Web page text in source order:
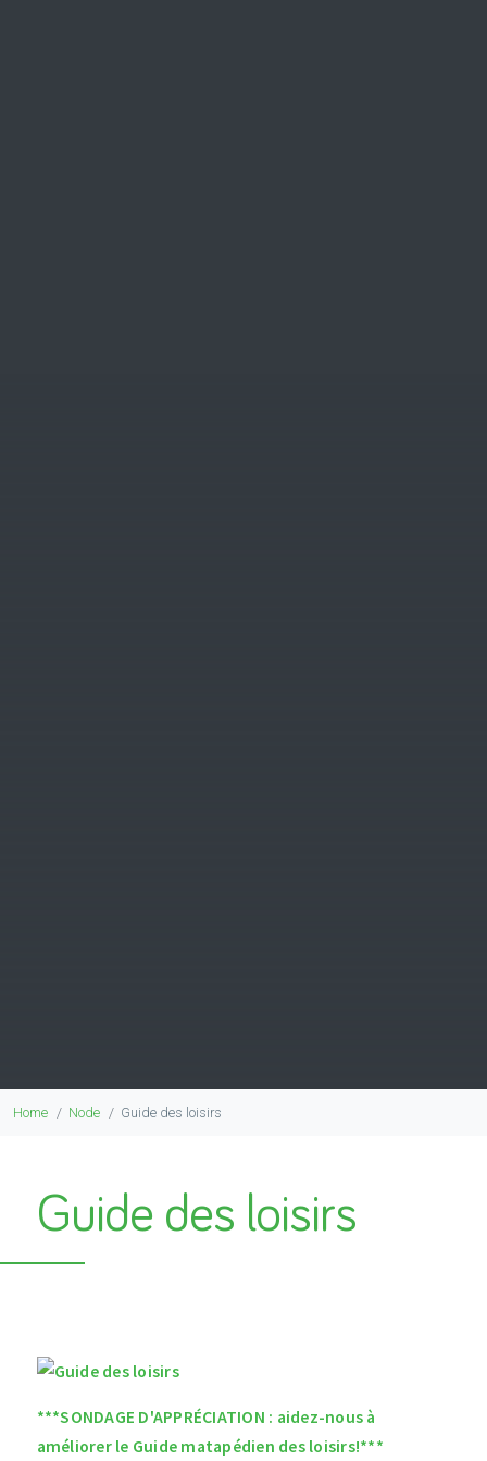
Home Node Guide des loisirs
Guide des loisirs
***SONDAGE D'APPRÉCIATION : aidez-nous à
améliorer le Guide matapédien des loisirs!***